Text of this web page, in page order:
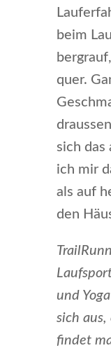
beim
quer.
sich das
ich mir
als auf
den
und
sich
findet